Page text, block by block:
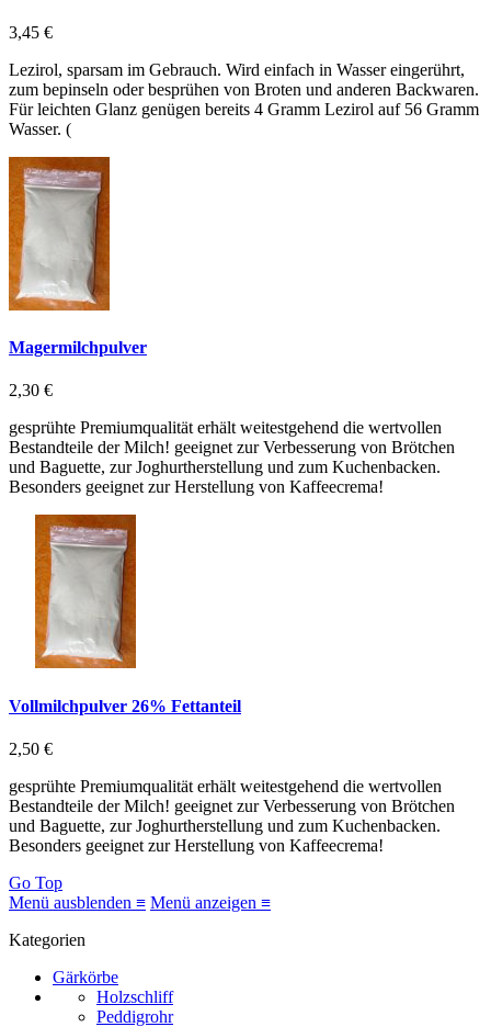
3,45 €
Lezirol, sparsam im Gebrauch. Wird einfach in Wasser eingerührt,
zum bepinseln oder besprühen von Broten und anderen Backwaren.
Für leichten Glanz genügen bereits 4 Gramm Lezirol auf 56 Gramm
Wasser. (
Magermilchpulver
2,30 €
gesprühte Premiumqualität erhält weitestgehend die wertvollen
Bestandteile der Milch! geeignet zur Verbesserung von Brötchen
und Baguette, zur Joghurtherstellung und zum Kuchenbacken.
Besonders geeignet zur Herstellung von Kaffeecrema!
Vollmilchpulver 26% Fettanteil
2,50 €
gesprühte Premiumqualität erhält weitestgehend die wertvollen
Bestandteile der Milch! geeignet zur Verbesserung von Brötchen
und Baguette, zur Joghurtherstellung und zum Kuchenbacken.
Besonders geeignet zur Herstellung von Kaffeecrema!
Go Top
Menü ausblenden ≡ Menü anzeigen ≡
Kategorien
Gärkörbe
Holzschliff
Peddigrohr